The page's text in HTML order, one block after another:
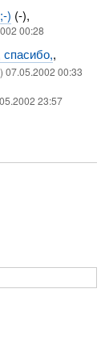
) (-),
00:28
,
07.05.2002 00:33
23:57